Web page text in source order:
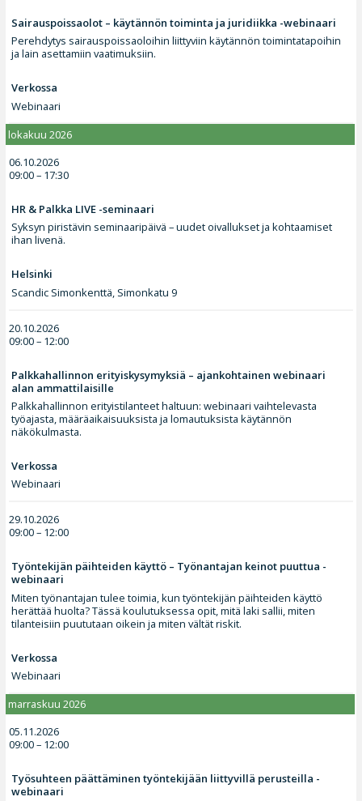
Sairauspoissaolot – käytännön toiminta ja juridiikka -webinaari
Perehdytys sairauspoissaoloihin liittyviin käytännön toimintatapoihin
ja lain asettamiin vaatimuksiin.
Verkossa
Webinaari
lokakuu 2026
06.10.2026
09:00 – 17:30
HR & Palkka LIVE -seminaari
Syksyn piristävin seminaaripäivä – uudet oivallukset ja kohtaamiset
ihan livenä.
Helsinki
Scandic Simonkenttä, Simonkatu 9
20.10.2026
09:00 – 12:00
Palkkahallinnon erityiskysymyksiä – ajankohtainen webinaari
alan ammattilaisille
Palkkahallinnon erityistilanteet haltuun: webinaari vaihtelevasta
työajasta, määräaikaisuuksista ja lomautuksista käytännön
näkökulmasta.
Verkossa
Webinaari
29.10.2026
09:00 – 12:00
Työntekijän päihteiden käyttö – Työnantajan keinot puuttua -
webinaari
Miten työnantajan tulee toimia, kun työntekijän päihteiden käyttö
herättää huolta? Tässä koulutuksessa opit, mitä laki sallii, miten
tilanteisiin puututaan oikein ja miten vältät riskit.
Verkossa
Webinaari
marraskuu 2026
05.11.2026
09:00 – 12:00
Työsuhteen päättäminen työntekijään liittyvillä perusteilla -
webinaari